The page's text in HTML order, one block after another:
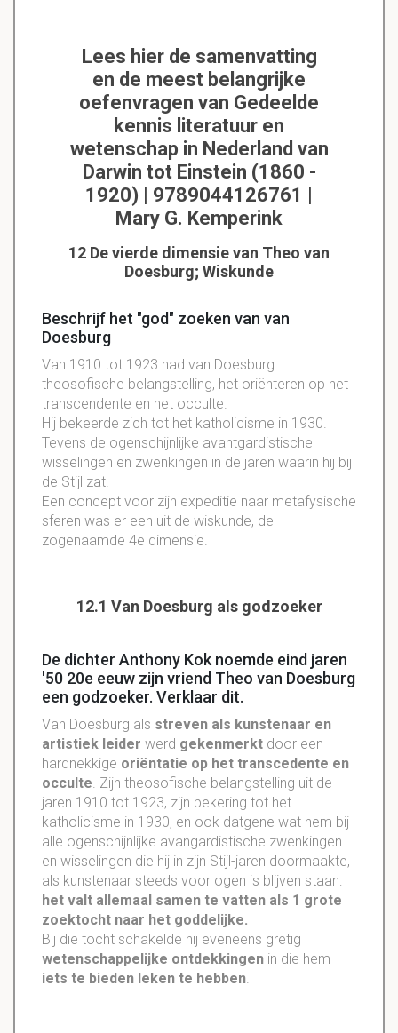
Lees hier de samenvatting
en de meest belangrijke
oefenvragen van Gedeelde
kennis literatuur en
wetenschap in Nederland van
Darwin tot Einstein (1860 -
1920) | 9789044126761 |
Mary G. Kemperink
12 De vierde dimensie van Theo van
Doesburg; Wiskunde
Beschrijf het "god" zoeken van van
Doesburg
Van 1910 tot 1923 had van Doesburg
theosofische belangstelling, het oriënteren op het
transcendente en het occulte.
Hij bekeerde zich tot het katholicisme in 1930.
Tevens de ogenschijnlijke avantgardistische
wisselingen en zwenkingen in de jaren waarin hij bij
de Stijl zat.
Een concept voor zijn expeditie naar metafysische
sferen was er een uit de wiskunde, de
zogenaamde 4e dimensie.
12.1 Van Doesburg als godzoeker
De dichter Anthony Kok noemde eind jaren
'50 20e eeuw zijn vriend Theo van Doesburg
een godzoeker. Verklaar dit.
Van Doesburg als streven als kunstenaar en
artistiek leider werd gekenmerkt door een
hardnekkige oriëntatie op het transcedente en
occulte . Zijn theosofische belangstelling uit de
jaren 1910 tot 1923, zijn bekering tot het
katholicisme in 1930, en ook datgene wat hem bij
alle ogenschijnlijke avangardistische zwenkingen
en wisselingen die hij in zijn Stijl-jaren doormaakte,
als kunstenaar steeds voor ogen is blijven staan:
het valt allemaal samen te vatten als 1 grote
zoektocht naar het goddelijke.
Bij die tocht schakelde hij eveneens gretig
wetenschappelijke ontdekkingen in die hem
iets te bieden leken te hebben